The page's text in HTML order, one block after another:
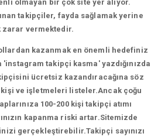
olmayan bir çok site yer alıyor.
takipçiler, fayda sağlamak yerine
zarar vermektedir.
kazanmak en önemli hedefiniz
takipçi kasma' yazdığınızda
ücretsiz kazandıracağına söz
ve işletmeleri listeler.Ancak çoğu
100-200 kişi takipçi atımı
kapanma riski artar.Sitemizde
gerçekleştirebilir.Takipçi sayınızı